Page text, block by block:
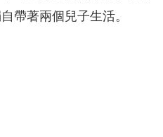
帶著兩個兒子生活。